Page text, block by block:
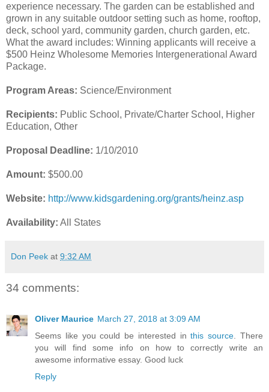
experience necessary. The garden can be established and
grown in any suitable outdoor setting such as home, rooftop,
deck, school yard, community garden, church garden, etc.
What the award includes: Winning applicants will receive a
$500 Heinz Wholesome Memories Intergenerational Award
Package.
Program Areas: Science/Environment
Recipients: Public School, Private/Charter School, Higher
Education, Other
Proposal Deadline: 1/10/2010
Amount: $500.00
Website: http://www.kidsgardening.org/grants/heinz.asp
Availability: All States
Don Peek at 9:32 AM
34 comments:
Oliver Maurice March 27, 2018 at 3:09 AM
Seems like you could be interested inthis source . There
you will find some info on how to correctly write an
awesome informative essay. Good luck
Reply